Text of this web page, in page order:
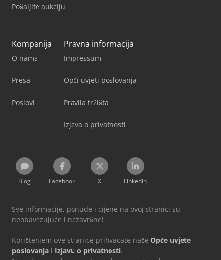
Pošaljite aukciju
Kompanija
O nama
Presa
Poslovi
Pravna informacija
Impressum
Opći uvjeti poslovanja
Pravila tržišta
Izjava o privatnosti
Blog Facebook X LinkedIn
Sve informacije, ponude i cijene na ovoj stranici su
neobavezujuće i nezavršne!
Korištenjem ove stranice prihvaćate naše Opće uvjete
poslovanja i Izjavu o privatnosti.